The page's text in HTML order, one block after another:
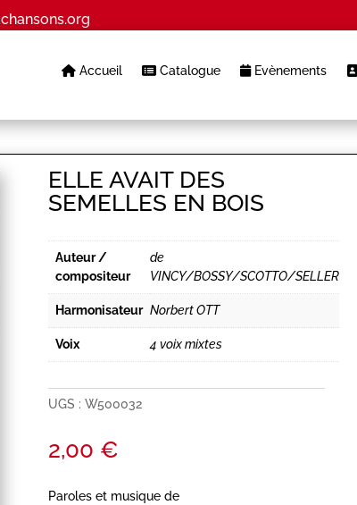
Accueil Catalogue Evènements
ELLE AVAIT DES
SEMELLES EN BOIS
Auteur /
compositeur
de
VINCY/BOSSY/SCOTTO/SELLER
Harmonisateur Norbert OTT
Voix 4 voix mixtes
UGS :W500032
2,00 €
Paroles et musique de